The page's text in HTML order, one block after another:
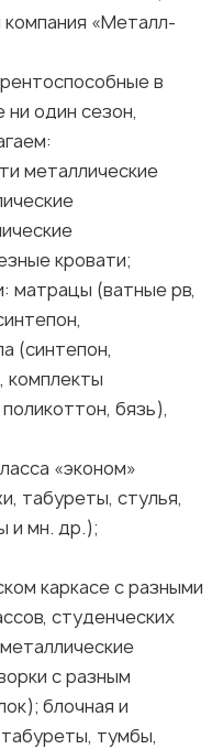
компания «Металл-
в
один сезон,
металлические
кровати;
матрацы (ватные рв,
(синтепон,
комплекты
бязь),
«эконом»
табуреты, стулья,
и мн. др.);
каркасе с разными
студенческих
с разным
блочная и
тумбы,